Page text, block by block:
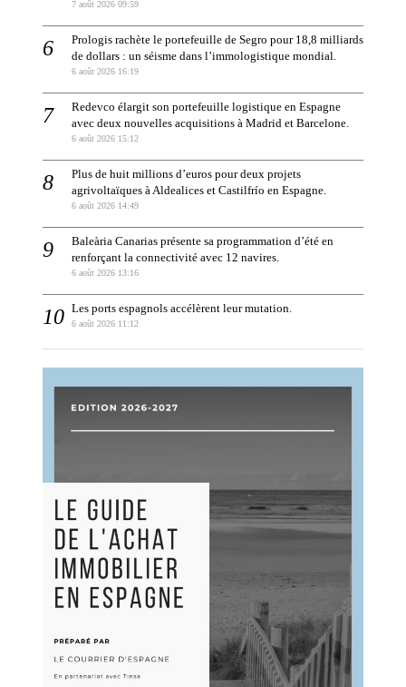
7 août 2026 09:59
Prologis rachète le portefeuille de Segro pour 18,8 milliards
de dollars : un séisme dans l’immologistique mondial.
6 août 2026 16:19
Redevco élargit son portefeuille logistique en Espagne
avec deux nouvelles acquisitions à Madrid et Barcelone.
6 août 2026 15:12
Plus de huit millions d’euros pour deux projets
agrivoltaïques à Aldealices et Castilfrío en Espagne.
6 août 2026 14:49
Baleària Canarias présente sa programmation d’été en
renforçant la connectivité avec 12 navires.
6 août 2026 13:16
Les ports espagnols accélèrent leur mutation.
6 août 2026 11:12